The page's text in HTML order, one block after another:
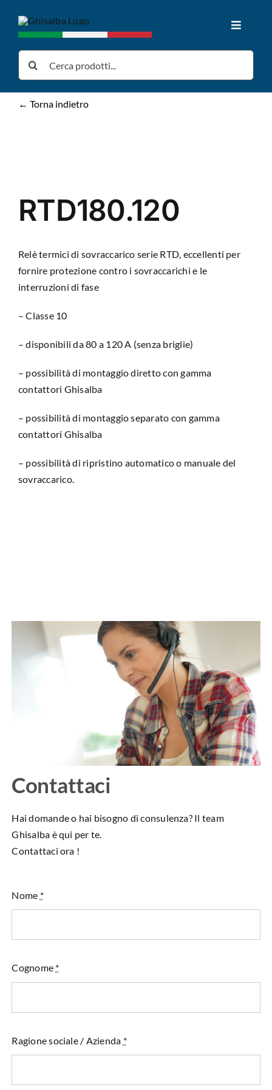
contenuto
Toggle
Home
Prodotti
Chi siamo
Contatti
← Torna indietro
RTD180.120
Relè termici di sovraccarico serie RTD, eccellenti per
fornire protezione contro i sovraccarichi e le
interruzioni di fase
– Classe 10
– disponibili da 80 a 120 A (senza briglie)
– possibilità di montaggio diretto con gamma
contattori Ghisalba
– possibilità di montaggio separato con gamma
contattori Ghisalba
– possibilità di ripristino automatico o manuale del
sovraccarico.
Contattaci
Hai domande o hai bisogno di consulenza? Il team
Ghisalba è qui per te.
Contattaci ora !
Nome *
Cognome *
Ragione sociale / Azienda *